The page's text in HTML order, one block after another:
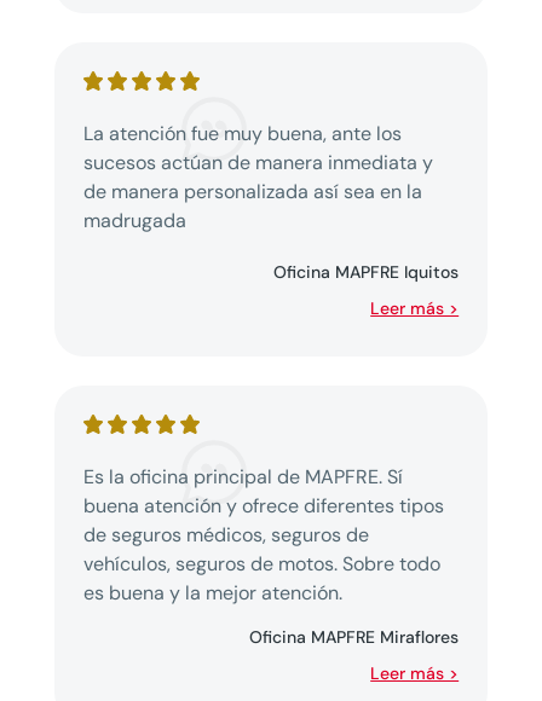
La atención fue muy buena, ante los
sucesos actúan de manera inmediata y
de manera personalizada así sea en la
madrugada
Oficina MAPFRE Iquitos
Leer más >
Es la oficina principal de MAPFRE. Sí
buena atención y ofrece diferentes tipos
de seguros médicos, seguros de
vehículos, seguros de motos. Sobre todo
es buena y la mejor atención.
Oficina MAPFRE Miraflores
Leer más >